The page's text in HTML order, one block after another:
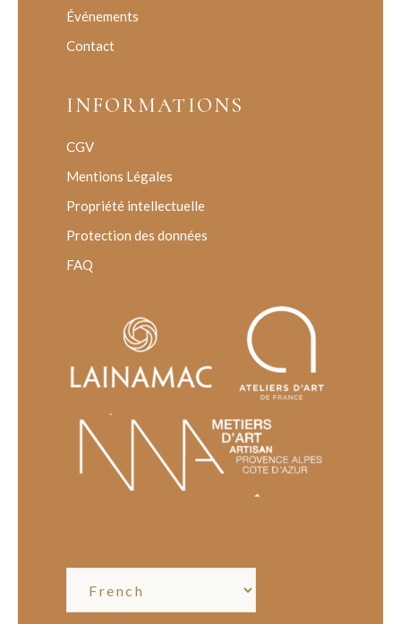
Événements
Contact
INFORMATIONS
CGV
Mentions Légales
Propriété intellectuelle
Protection des données
FAQ